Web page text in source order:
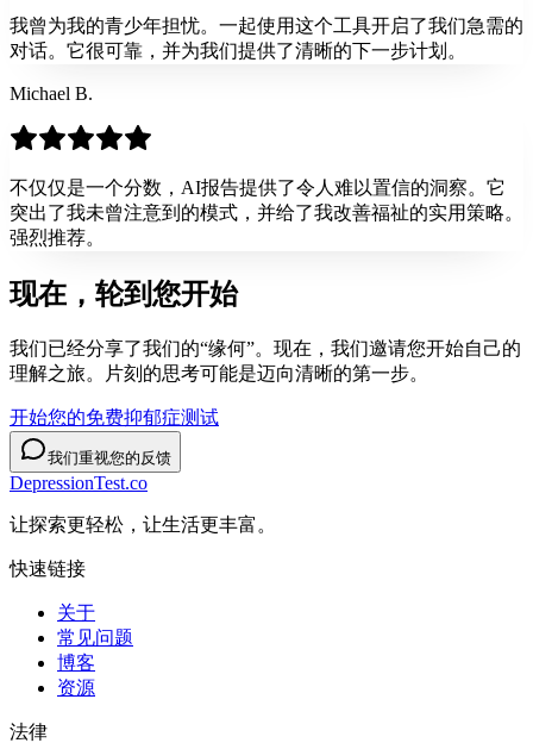
我曾为我的青少年担忧。一起使用这个工具开启了我们急需的
对话。它很可靠，并为我们提供了清晰的下一步计划。
Michael B.
不仅仅是一个分数，AI报告提供了令人难以置信的洞察。它
突出了我未曾注意到的模式，并给了我改善福祉的实用策略。
强烈推荐。
现在，轮到您开始
我们已经分享了我们的“缘何”。现在，我们邀请您开始自己的
理解之旅。片刻的思考可能是迈向清晰的第一步。
开始您的免费抑郁症测试
我们重视您的反馈
DepressionTest.co
让探索更轻松，让生活更丰富。
快速链接
关于
常见问题
博客
资源
法律